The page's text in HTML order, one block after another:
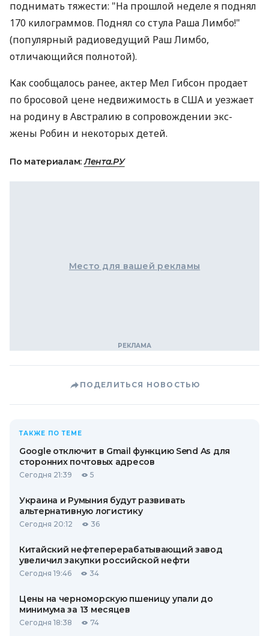
поднимать тяжести: "На прошлой неделе я поднял
170 килограммов. Поднял со стула Раша Лимбо!"
(популярный радиоведущий Раш Лимбо,
отличающийся полнотой).
Как сообщалось ранее, актер Мел Гибсон продает
по бросовой цене недвижимость в США и уезжает
на родину в Австралию в сопровождении экс-
жены Робин и некоторых детей.
По материалам:Лента.РУ
Место для вашей рекламы
ПОДЕЛИТЬСЯ НОВОСТЬЮ
ТАКЖЕ ПО ТЕМЕ
Google отключит в Gmail функцию Send As для
сторонних почтовых адресов
Сегодня 21:39 5
Украина и Румыния будут развивать
альтернативную логистику
Сегодня 20:12 36
Китайский нефтеперерабатывающий завод
увеличил закупки российской нефти
Сегодня 19:46 34
Цены на черноморскую пшеницу упали до
минимума за 13 месяцев
Сегодня 18:38 74